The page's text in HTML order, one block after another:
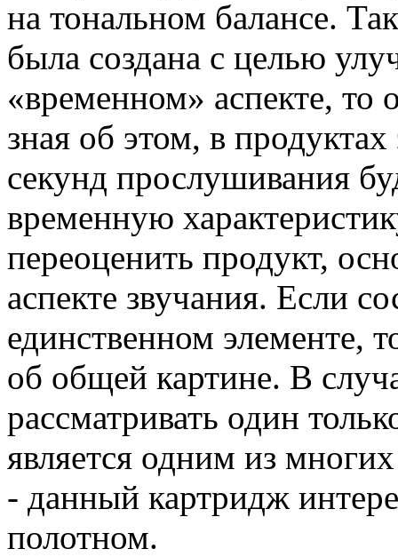
на тональном балансе.
была создана с целью
«временном» аспекте, то
зная об этом, в
секунд прослушивания
временную
переоценить продукт,
аспекте звучания. Если
единственном элементе,
об общей картине. В
рассматривать один
является одним из
- данный картридж
полотном.